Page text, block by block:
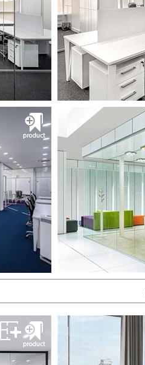
پارتیشن و
پارتیشن
سهلان نماد
پارتیشن و
Table